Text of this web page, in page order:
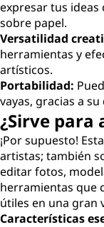
expresar tus
sobre papel.
Versatilidad
herramientas y
artísticos.
Portabilidad:
vayas, gracias a
¿Sirve para
¡Por supuesto!
artistas; también
editar fotos,
herramientas que
útiles en una gran
Características